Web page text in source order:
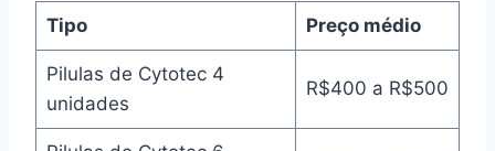
Tipo Preço médio
Pilulas de Cytotec 4
unidades
R$400 a R$500